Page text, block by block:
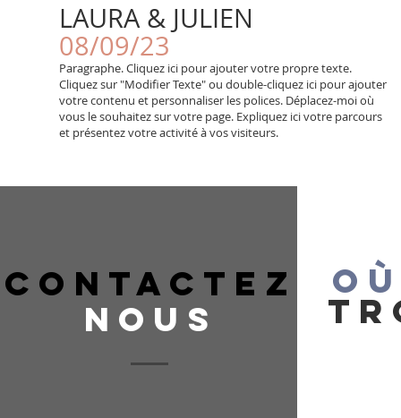
LAURA & JULIEN
08/09/23
Paragraphe. Cliquez ici pour ajouter votre propre texte.
Cliquez sur "Modifier Texte" ou double-cliquez ici pour ajouter
votre contenu et personnaliser les polices. Déplacez-moi où
vous le souhaitez sur votre page. Expliquez ici votre parcours
et présentez votre activité à vos visiteurs.
CONTACTEZ
NOUS